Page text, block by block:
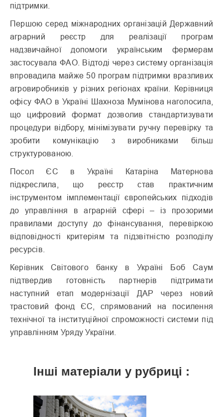
підтримки.
Першою серед міжнародних організацій Державний
аграрний реєстр для реалізації програм
надзвичайної допомоги українським фермерам
застосувала ФАО. Відтоді через систему організація
впровадила майже 50 програм підтримки вразливих
агровиробників у різних регіонах країни. Керівниця
офісу ФАО в Україні Шахноза Мумінова наголосила,
що цифровий формат дозволив стандартизувати
процедури відбору, мінімізувати ручну перевірку та
зробити комунікацію з виробниками більш
структурованою.
Посол ЄС в Україні Катаріна Матернова
підкреслила, що реєстр став практичним
інструментом імплементації європейських підходів
до управління в аграрній сфері – із прозорими
правилами доступу до фінансування, перевіркою
відповідності критеріям та підзвітністю розподілу
ресурсів.
Керівник Світового банку в Україні Боб Саум
підтвердив готовність партнерів підтримати
наступний етап модернізації ДАР через новий
трастовий фонд ЄС, спрямований на посилення
технічної та інституційної спроможності системи під
управлінням Уряду України.
Інші матеріали у рубриці :